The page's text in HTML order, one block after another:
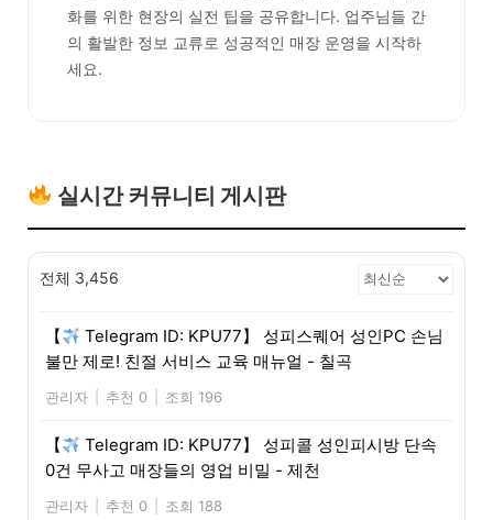
화를 위한 현장의 실전 팁을 공유합니다. 업주님들 간
의 활발한 정보 교류로 성공적인 매장 운영을 시작하
세요.
실시간 커뮤니티 게시판
전체 3,456
【
Telegram ID: KPU77】 성피스퀘어 성인PC 손님
불만 제로! 친절 서비스 교육 매뉴얼 - 칠곡
관리자 추천 0 조회 196
【
Telegram ID: KPU77】 성피콜 성인피시방 단속
0건 무사고 매장들의 영업 비밀 - 제천
관리자 추천 0 조회 188